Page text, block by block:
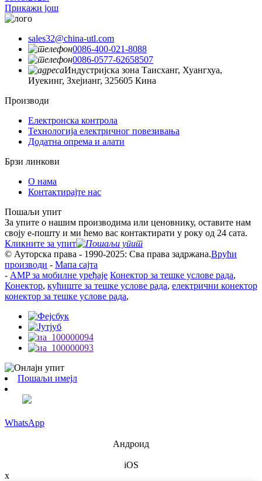
Прикажи још
sales32@china-utl.com
0086-400-021-8088
0086-0577-62658507
Индустријска зона Таисханг, Хуангхуа,
Иуекинг, Зхејианг, 325605 Кина
Производи
Електронска контрола
Технологија електричног повезивања
Додатна опрема и алати
Брзи линкови
О нама
Контактирајте нас
Пошаљи упит
За упите о нашим производима или ценовнику, оставите нам
своју е-пошту и ми ћемо вас контактирати у року од 24 сата.
Кликните за упит
© Ауторска права - 1990-2025: Сва права задржана.Врући
производи - Мапа сајта
- AMP за мобилне уређаје Конектор за тешке услове рада,
Конектор, кућиште за тешке услове рада, електрични конектор
конектор за тешке услове рада,
Пошаљи имејл
WhatsApp
Андроид
iOS
x